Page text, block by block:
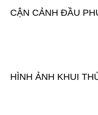
CẬN CẢNH ĐẦU
HÌNH ẢNH KHUI